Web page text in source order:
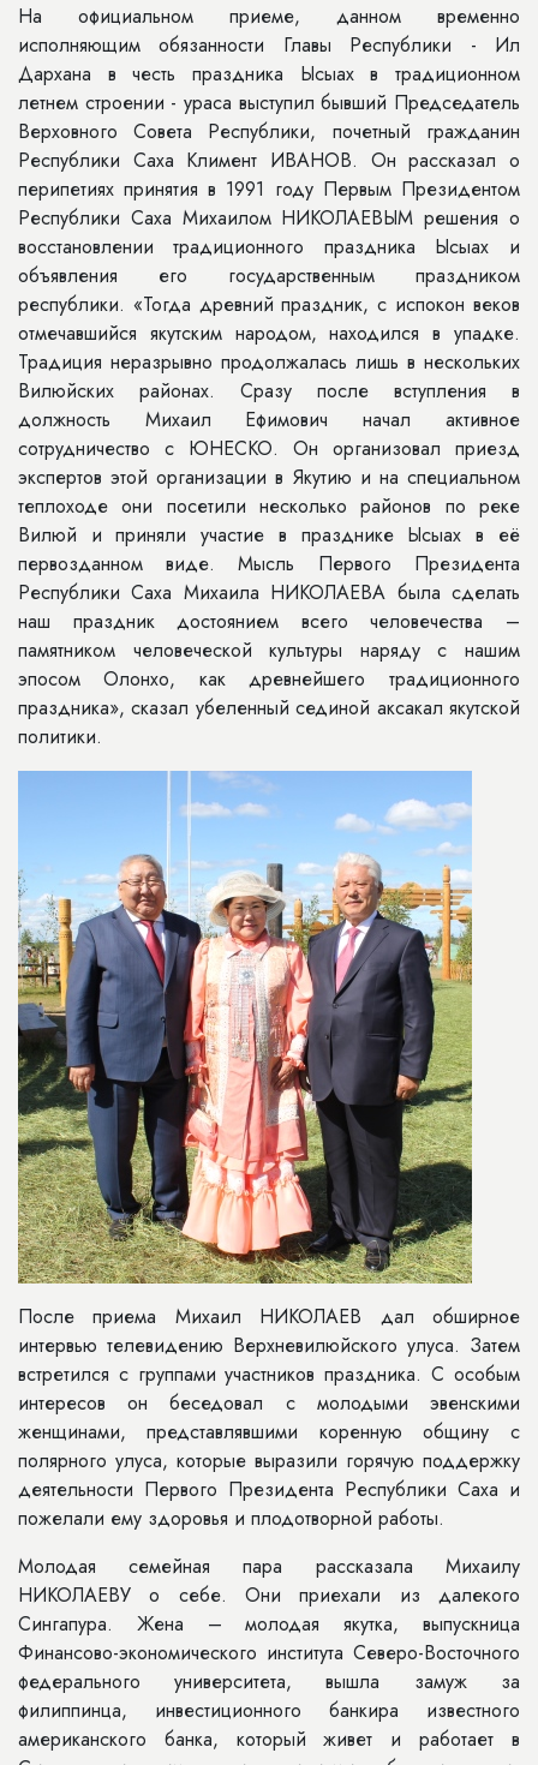
На официальном приеме, данном временно
исполняющим обязанности Главы Республики - Ил
Дархана в честь праздника Ысыах в традиционном
летнем строении - ураса выступил бывший Председатель
Верховного Совета Республики, почетный гражданин
Республики Саха Климент ИВАНОВ. Он рассказал о
перипетиях принятия в 1991 году Первым Президентом
Республики Саха Михаилом НИКОЛАЕВЫМ решения о
восстановлении традиционного праздника Ысыах и
объявления его государственным праздником
республики. «Тогда древний праздник, с испокон веков
отмечавшийся якутским народом, находился в упадке.
Традиция неразрывно продолжалась лишь в нескольких
Вилюйских районах. Сразу после вступления в
должность Михаил Ефимович начал активное
сотрудничество с ЮНЕСКО. Он организовал приезд
экспертов этой организации в Якутию и на специальном
теплоходе они посетили несколько районов по реке
Вилюй и приняли участие в празднике Ысыах в её
первозданном виде. Мысль Первого Президента
Республики Саха Михаила НИКОЛАЕВА была сделать
наш праздник достоянием всего человечества –
памятником человеческой культуры наряду с нашим
эпосом Олонхо, как древнейшего традиционного
праздника», сказал убеленный сединой аксакал якутской
политики.
После приема Михаил НИКОЛАЕВ дал обширное
интервью телевидению Верхневилюйского улуса. Затем
встретился с группами участников праздника. С особым
интересов он беседовал с молодыми эвенскими
женщинами, представлявшими коренную общину с
полярного улуса, которые выразили горячую поддержку
деятельности Первого Президента Республики Саха и
пожелали ему здоровья и плодотворной работы.
Молодая семейная пара рассказала Михаилу
НИКОЛАЕВУ о себе. Они приехали из далекого
Сингапура. Жена – молодая якутка, выпускница
Финансово-экономического института Северо-Восточного
федерального университета, вышла замуж за
филиппинца, инвестиционного банкира известного
американского банка, который живет и работает в